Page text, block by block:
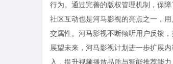
行为。通过完善的版权管理机制，保
社区互动也是河马影视的亮点之一，
交属性。河马影视不断倾听用户反馈
展望未来，河马影视计划进一步扩展
入，提升视频播放品质与智能推荐能